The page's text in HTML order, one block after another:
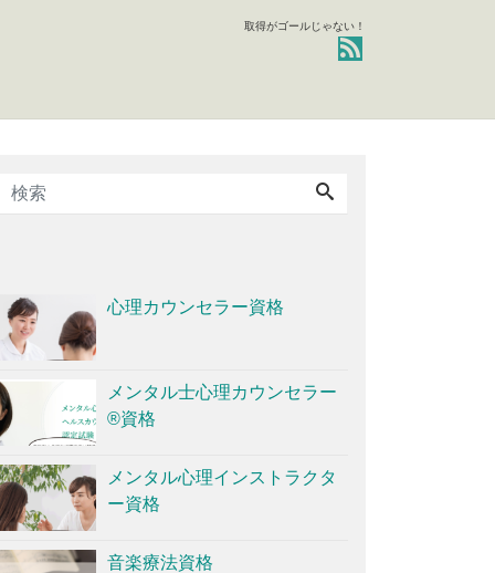
取得がゴールじゃない！
心理カウンセラー資格
メンタル士心理カウンセラー
®資格
メンタル心理インストラクタ
ー資格
音楽療法資格